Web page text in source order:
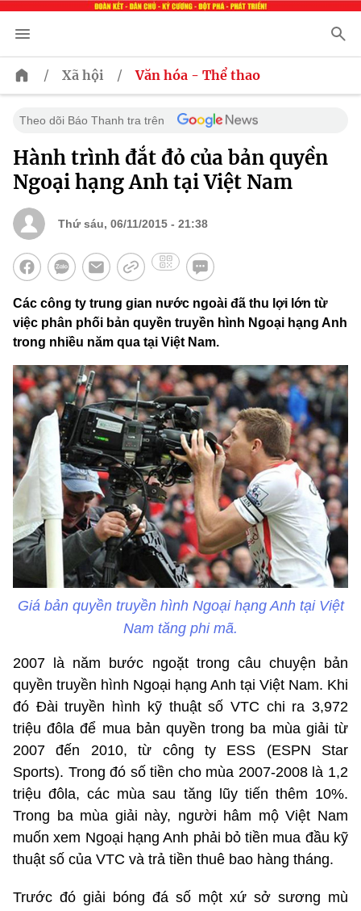
/ Xã hội / Văn hóa - Thể thao
Theo dõi Báo Thanh tra trên
Hành trình đắt đỏ của bản quyền
Ngoại hạng Anh tại Việt Nam
Thứ sáu, 06/11/2015 - 21:38
Các công ty trung gian nước ngoài đã thu lợi lớn từ
việc phân phối bản quyền truyền hình Ngoại hạng Anh
trong nhiều năm qua tại Việt Nam.
Giá bản quyền truyền hình Ngoại hạng Anh tại Việt
Nam tăng phi mã.
2007 là năm bước ngoặt trong câu chuyện bản
quyền truyền hình Ngoại hạng Anh tại Việt Nam. Khi
đó Đài truyền hình kỹ thuật số VTC chi ra 3,972
triệu đôla để mua bản quyền trong ba mùa giải từ
2007 đến 2010, từ công ty ESS (ESPN Star
Sports). Trong đó số tiền cho mùa 2007-2008 là 1,2
triệu đôla, các mùa sau tăng lũy tiến thêm 10%.
Trong ba mùa giải này, người hâm mộ Việt Nam
muốn xem Ngoại hạng Anh phải bỏ tiền mua đầu kỹ
thuật số của VTC và trả tiền thuê bao hàng tháng.
Trước đó giải bóng đá số một xứ sở sương mù